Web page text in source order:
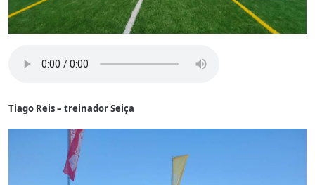
Tiago Reis – treinador Seiça